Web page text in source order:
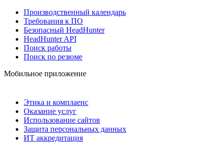
Производственный календарь
Требования к ПО
Безопасный HeadHunter
HeadHunter API
Поиск работы
Поиск по резюме
Мобильное приложение
Этика и комплаенс
Оказание услуг
Использование сайтов
Защита персональных данных
ИТ аккредитация